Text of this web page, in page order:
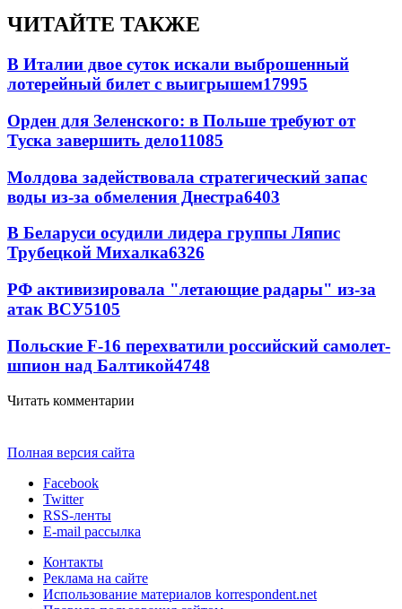
ЧИТАЙТЕ ТАКЖЕ
В Италии двое суток искали выброшенный
лотерейный билет с выигрышем17995
Орден для Зеленского: в Польше требуют от
Туска завершить дело11085
Молдова задействовала стратегический запас
воды из-за обмеления Днестра6403
В Беларуси осудили лидера группы Ляпис
Трубецкой Михалка6326
РФ активизировала "летающие радары" из-за
атак ВСУ5105
Польские F-16 перехватили российский самолет-
шпион над Балтикой4748
Читать комментарии
Полная версия сайта
Facebook
Twitter
RSS-ленты
E-mail рассылка
Контакты
Реклама на сайте
Использование материалов korrespondent.net